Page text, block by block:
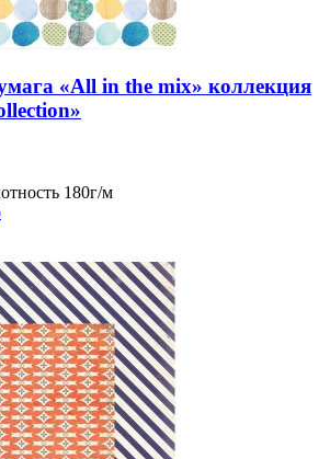
«All in the mix» коллекция
180г/м